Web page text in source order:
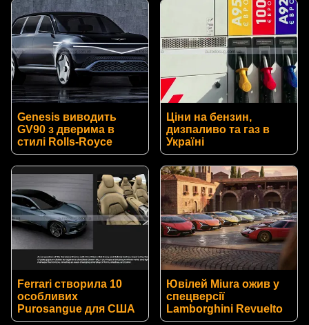
Genesis виводить
GV90 з дверима в
стилі Rolls-Royce
Ціни на бензин,
дизпаливо та газ в
Україні
Ferrari створила 10
особливих
Purosangue для США
Ювілей Miura ожив у
спецверсії
Lamborghini Revuelto